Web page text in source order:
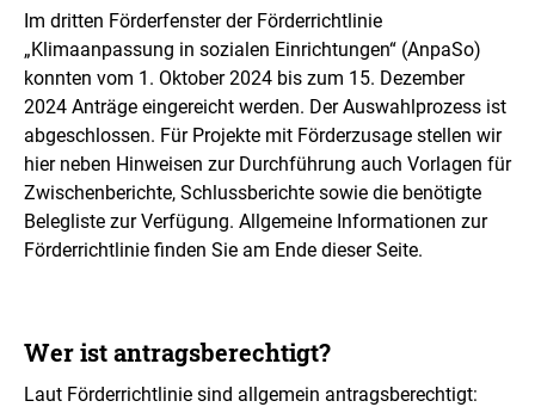
Im dritten Förderfenster der Förderrichtlinie
„Klimaanpassung in sozialen Einrichtungen“ (AnpaSo)
konnten vom 1. Oktober 2024 bis zum 15. Dezember
2024 Anträge eingereicht werden. Der Auswahlprozess ist
abgeschlossen. Für Projekte mit Förderzusage stellen wir
hier neben Hinweisen zur Durchführung auch Vorlagen für
Zwischenberichte, Schlussberichte sowie die benötigte
Belegliste zur Verfügung. Allgemeine Informationen zur
Förderrichtlinie finden Sie am Ende dieser Seite.
Wer ist antragsberechtigt?
Laut Förderrichtlinie sind allgemein antragsberechtigt: